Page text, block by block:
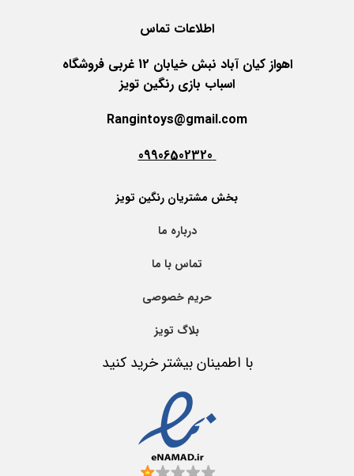
اطلاعات تماس
اهواز کیان آباد نبش خیابان 12 غربی فروشگاه
اسباب بازی رنگین تویز
Rangintoys@gmail.com
09906502320
بخش مشتریان رنگین تویز
درباره ما
تماس با ما
حریم خصوصی
بلاگ تویز
با اطمینان بیشتر خرید کنید